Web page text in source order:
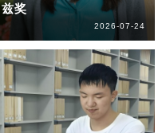
兹奖
2026-07-24